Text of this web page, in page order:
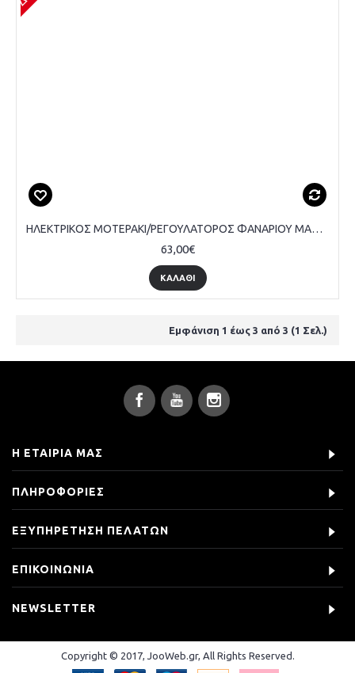
ΗΛΕΚΤΡΙΚΟΣ ΜΟΤΕΡΑΚΙ/ΡΕΓΟΥΛΑΤΟΡΟΣ ΦΑΝΑΡΙΟΥ MAGNETI MARELLI
63,00€
ΚΑΛΆΘΙ
Εμφάνιση 1 έως 3 από 3 (1 Σελ.)
Η ΕΤΑΙΡΊΑ ΜΑΣ
ΠΛΗΡΟΦΟΡΊΕΣ
ΕΞΥΠΗΡΈΤΗΣΗ ΠΕΛΑΤΏΝ
ΕΠΙΚΟΙΝΩΝΊΑ
NEWSLETTER
Copyright © 2017, JooWeb.gr, All Rights Reserved.